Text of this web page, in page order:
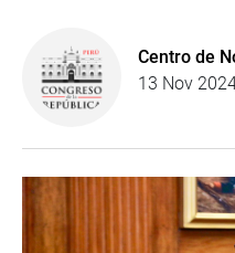
Centro de
13 Nov